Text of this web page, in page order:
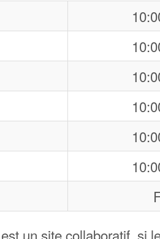
un site collaboratif, si